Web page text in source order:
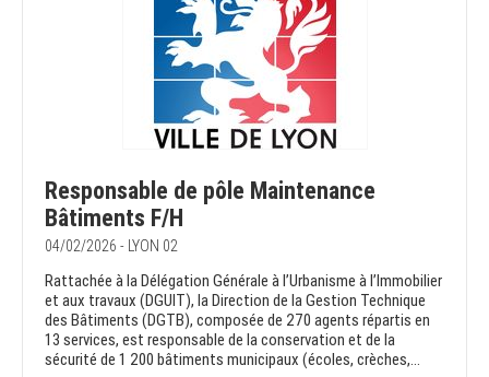
Responsable de pôle Maintenance
Bâtiments F/H
04/02/2026 - LYON 02
Rattachée à la Délégation Générale à l’Urbanisme à l’Immobilier
et aux travaux (DGUIT), la Direction de la Gestion Technique
des Bâtiments (DGTB), composée de 270 agents répartis en
13 services, est responsable de la conservation et de la
sécurité de 1 200 bâtiments municipaux (écoles, crèches,...